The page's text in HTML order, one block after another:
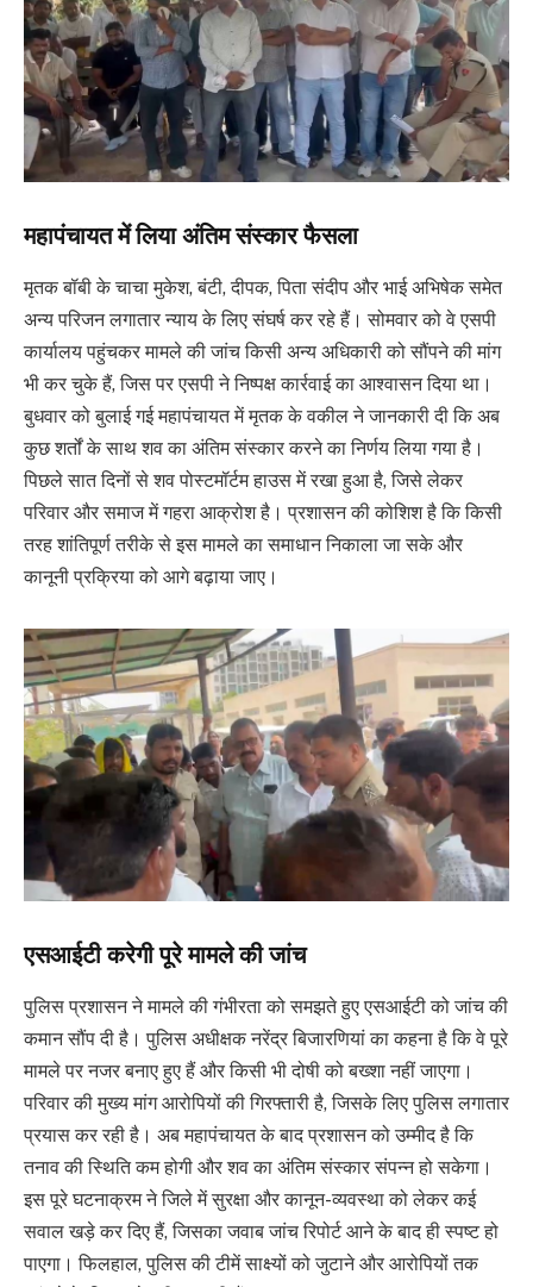
महापंचायत में लिया अंतिम संस्कार फैसला
मृतक बॉबी के चाचा मुकेश, बंटी, दीपक, पिता संदीप और भाई अभिषेक समेत
अन्य परिजन लगातार न्याय के लिए संघर्ष कर रहे हैं। सोमवार को वे एसपी
कार्यालय पहुंचकर मामले की जांच किसी अन्य अधिकारी को सौंपने की मांग
भी कर चुके हैं, जिस पर एसपी ने निष्पक्ष कार्रवाई का आश्वासन दिया था।
बुधवार को बुलाई गई महापंचायत में मृतक के वकील ने जानकारी दी कि अब
कुछ शर्तों के साथ शव का अंतिम संस्कार करने का निर्णय लिया गया है।
पिछले सात दिनों से शव पोस्टमॉर्टम हाउस में रखा हुआ है, जिसे लेकर
परिवार और समाज में गहरा आक्रोश है। प्रशासन की कोशिश है कि किसी
तरह शांतिपूर्ण तरीके से इस मामले का समाधान निकाला जा सके और
कानूनी प्रक्रिया को आगे बढ़ाया जाए।
एसआईटी करेगी पूरे मामले की जांच
पुलिस प्रशासन ने मामले की गंभीरता को समझते हुए एसआईटी को जांच की
कमान सौंप दी है। पुलिस अधीक्षक नरेंद्र बिजारणियां का कहना है कि वे पूरे
मामले पर नजर बनाए हुए हैं और किसी भी दोषी को बख्शा नहीं जाएगा।
परिवार की मुख्य मांग आरोपियों की गिरफ्तारी है, जिसके लिए पुलिस लगातार
प्रयास कर रही है। अब महापंचायत के बाद प्रशासन को उम्मीद है कि
तनाव की स्थिति कम होगी और शव का अंतिम संस्कार संपन्न हो सकेगा।
इस पूरे घटनाक्रम ने जिले में सुरक्षा और कानून-व्यवस्था को लेकर कई
सवाल खड़े कर दिए हैं, जिसका जवाब जांच रिपोर्ट आने के बाद ही स्पष्ट हो
पाएगा। फिलहाल, पुलिस की टीमें साक्ष्यों को जुटाने और आरोपियों तक